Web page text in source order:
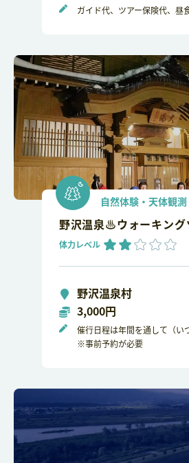
ガイド代、ツアー保険代、昼
自然体験・天体観測
野沢温泉♨ウォーキング
体力レベル
野沢温泉村
3,000円
催行日程は年間を通して（い
※事前予約が必要